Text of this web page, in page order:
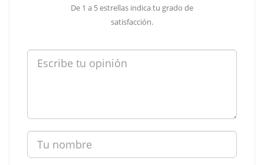
De 1 a 5 estrellas indica tu grado de
satisfacción.